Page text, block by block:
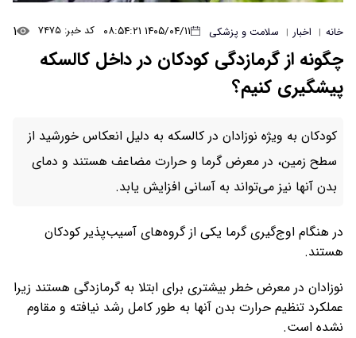
خانه | اخبار | سلامت و پزشکی ۱۴۰۵/۰۴/۱۱ ۰۸:۵۴:۲۱ کد خبر: ۷۴۷۵ ۱
چگونه از گرمازدگی کودکان در داخل کالسکه
پیشگیری کنیم؟
کودکان به ویژه نوزادان در کالسکه به دلیل انعکاس خورشید از
سطح زمین، در معرض گرما و حرارت مضاعف هستند و دمای
بدن آنها نیز می‌تواند به آسانی افزایش یابد.
در هنگام اوج‌گیری گرما یکی از گروه‌های آسیب‌پذیر کودکان
هستند.
نوزادان در معرض خطر بیشتری برای ابتلا به گرمازدگی هستند زیرا
عملکرد تنظیم حرارت بدن آنها به طور کامل رشد نیافته و مقاوم
نشده است.